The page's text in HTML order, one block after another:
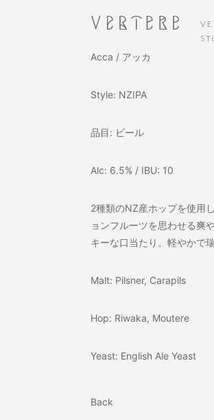
Acca / アッカ
Style: NZIPA
品目: ビール
Alc: 6.5% / IBU: 10
2種類のNZ産ホップを使用
ョンフルーツを思わせる爽
キーな口当たり。軽やかで
Malt: Pilsner, Carapils
Hop: Riwaka, Moutere
Yeast: English Ale Yeast
Back